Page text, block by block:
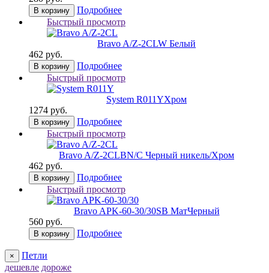
В корзину
Подробнее
Быстрый просмотр
Bravo A/Z-2CLW Белый
462 руб.
В корзину
Подробнее
Быстрый просмотр
System R011YХром
1274 руб.
В корзину
Подробнее
Быстрый просмотр
Bravo A/Z-2CLBN/C Черный никель/Хром
462 руб.
В корзину
Подробнее
Быстрый просмотр
Bravo AРK-60-30/30SB МатЧерный
560 руб.
В корзину Подробнее
×
Петли
дешевле дороже